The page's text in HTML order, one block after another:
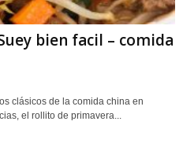
bien facil – comida
clásicos de la comida china en
el rollito de primavera...